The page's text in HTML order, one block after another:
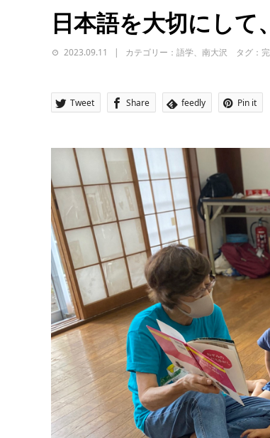
日本語を大切にして
2023.09.11 カテゴリー：語学、南大沢 タグ：
Tweet Share feedly Pin it